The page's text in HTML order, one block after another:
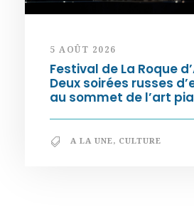
5 AOÛT 2026
Festival de La Roque
Deux soirées russes
au sommet de l’art
A LA UNE, CULTURE